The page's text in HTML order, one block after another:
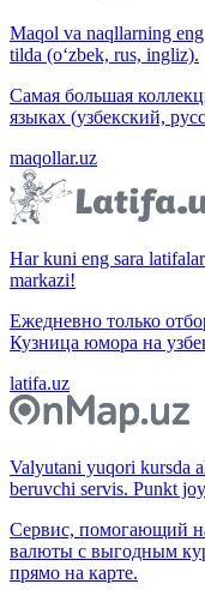
Maqol va naqllarning
tilda (o‘zbek, rus, ingliz).
Самая большая
языках (узбекский,
maqollar.uz
Har kuni eng sara
markazi!
Ежедневно только
Кузница юмора на
latifa.uz
Valyutani yuqori kursda
beruvchi servis. Punkt
Сервис, помогающий
валюты с выгодным
прямо на карте.